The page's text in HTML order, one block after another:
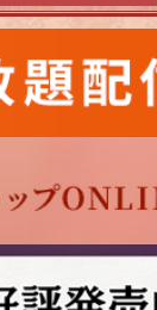
おは
あさ
グッ
羽鳥